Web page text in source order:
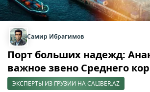
Самир Ибрагимов
Порт больших надежд:
важное звено Среднего
ЭКСПЕРТЫ ИЗ ГРУЗИИ НА CALIBER.AZ